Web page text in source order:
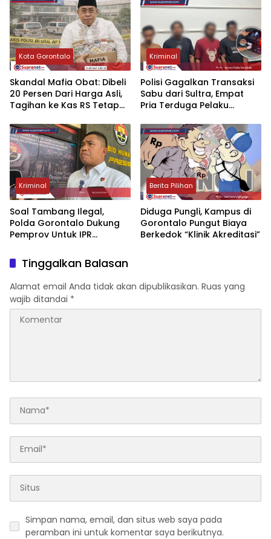
Kota Gorontalo
‎Skandal Mafia Obat: Dibeli
20 Persen Dari Harga Asli,
Tagihan ke Kas RS Tetap
Kriminal
Polisi Gagalkan Transaksi
Sabu dari Sultra‎‎, Empat
Pria Terduga Pelaku
Marisa
Kriminal
Soal Tambang Ilegal,
Polda Gorontalo Dukung
Pemprov Untuk IPR
Berita Pilihan
‎Diduga Pungli, Kampus di
Gorontalo Pungut Biaya
Berkedok “Klinik Akreditasi”
Tinggalkan Balasan
Alamat email Anda tidak akan dipublikasikan. Ruas yang
wajib ditandai *
Simpan nama, email, dan situs web saya pada
peramban ini untuk komentar saya berikutnya.